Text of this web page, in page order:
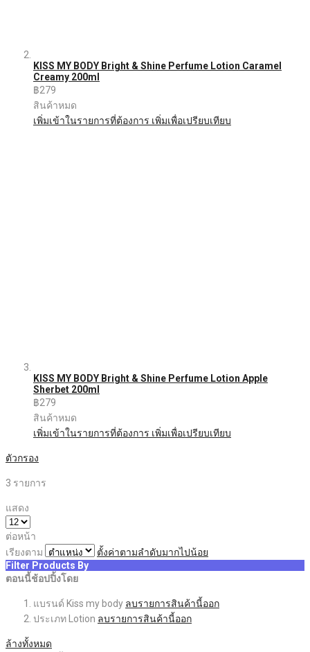
KISS MY BODY Bright & Shine Perfume Lotion Caramel
Creamy 200ml
฿279
สินค้าหมด
เพิ่มเข้าในรายการที่ต้องการ เพิ่มเพื่อเปรียบเทียบ
KISS MY BODY Bright & Shine Perfume Lotion Apple
Sherbet 200ml
฿279
สินค้าหมด
เพิ่มเข้าในรายการที่ต้องการ เพิ่มเพื่อเปรียบเทียบ
ตัวกรอง
3 รายการ
แสดง
ต่อหน้า
เรียงตาม
ตั้งค่าตามลำดับมากไปน้อย
Filter Products By
ตอนนี้ช้อปปิ้งโดย
แบรนด์ Kiss my body ลบรายการสินค้านี้ออก
ประเภทLotion ลบรายการสินค้านี้ออก
ล้างทั้งหมด